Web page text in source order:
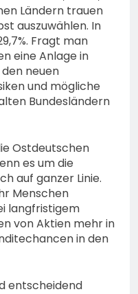
Ländern trauen
auszuwählen. In
Fragt man
eine Anlage in
neuen
und mögliche
Bundesländern
Ostdeutschen
es um die
auf ganzer Linie.
Menschen
langfristigem
von Aktien mehr in
in den
entscheidend